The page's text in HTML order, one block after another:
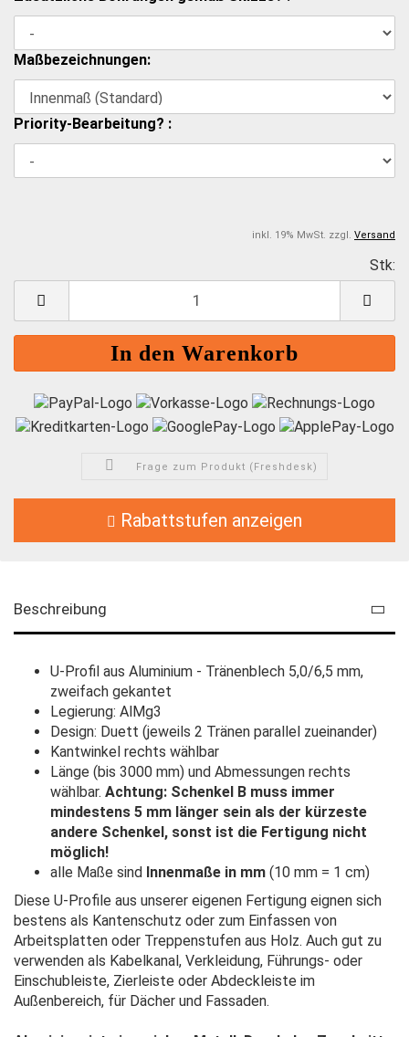
Maßbezeichnungen:
Priority-Bearbeitung? :
inkl. 19% MwSt. zzgl. Versand
Stk:
Frage zum Produkt (Freshdesk)
Rabattstufen anzeigen
Beschreibung
U-Profil aus Aluminium - Tränenblech 5,0/6,5 mm,
zweifach gekantet
Legierung: AlMg3
Design: Duett (jeweils 2 Tränen parallel zueinander)
Kantwinkel rechts wählbar
Länge (bis 3000 mm) und Abmessungen rechts
wählbar. Achtung: Schenkel B muss immer
mindestens 5 mm länger sein als der kürzeste
andere Schenkel, sonst ist die Fertigung nicht
möglich!
alle Maße sind Innenmaße in mm (10 mm = 1 cm)
Diese U-Profile aus unserer eigenen Fertigung eignen sich
bestens als Kantenschutz oder zum Einfassen von
Arbeitsplatten oder Treppenstufen aus Holz. Auch gut zu
verwenden als Kabelkanal, Verkleidung, Führungs- oder
Einschubleiste, Zierleiste oder Abdeckleiste im
Außenbereich, für Dächer und Fassaden.